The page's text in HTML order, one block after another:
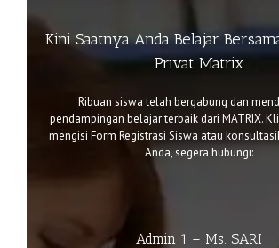
Kini Saatnya Anda Belajar
Privat Matrix
Ribuan siswa telah bergabung dan
pendampingan belajar terbaik dari MATRIX.
mengisi Form Registrasi Siswa atau k
Anda, segera hubungi:
Admin 1 – Ms. SARI